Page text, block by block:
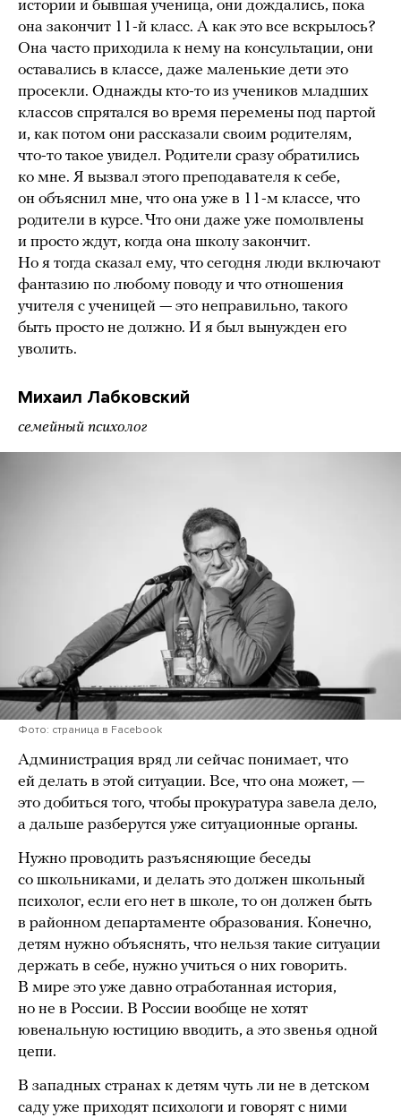
истории и бывшая ученица, они дождались, пока
она закончит 11-й класс. А как это все вскрылось?
Она часто приходила к нему на консультации, они
оставались в классе, даже маленькие дети это
просекли. Однажды кто-то из учеников младших
классов спрятался во время перемены под партой
и, как потом они рассказали своим родителям,
что-то такое увидел. Родители сразу обратились
ко мне. Я вызвал этого преподавателя к себе,
он объяснил мне, что она уже в 11-м классе, что
родители в курсе. Что они даже уже помолвлены
и просто ждут, когда она школу закончит.
Но я тогда сказал ему, что сегодня люди включают
фантазию по любому поводу и что отношения
учителя с ученицей — это неправильно, такого
быть просто не должно. И я был вынужден его
уволить.
Михаил Лабковский
семейный психолог
Фото: страница в Facebook
Администрация вряд ли сейчас понимает, что
ей делать в этой ситуации. Все, что она может, —
это добиться того, чтобы прокуратура завела дело,
а дальше разберутся уже ситуационные органы.
Нужно проводить разъясняющие беседы
со школьниками, и делать это должен школьный
психолог, если его нет в школе, то он должен быть
в районном департаменте образования. Конечно,
детям нужно объяснять, что нельзя такие ситуации
держать в себе, нужно учиться о них говорить.
В мире это уже давно отработанная история,
но не в России. В России вообще не хотят
ювенальную юстицию вводить, а это звенья одной
цепи.
В западных странах к детям чуть ли не в детском
саду уже приходят психологи и говорят с ними